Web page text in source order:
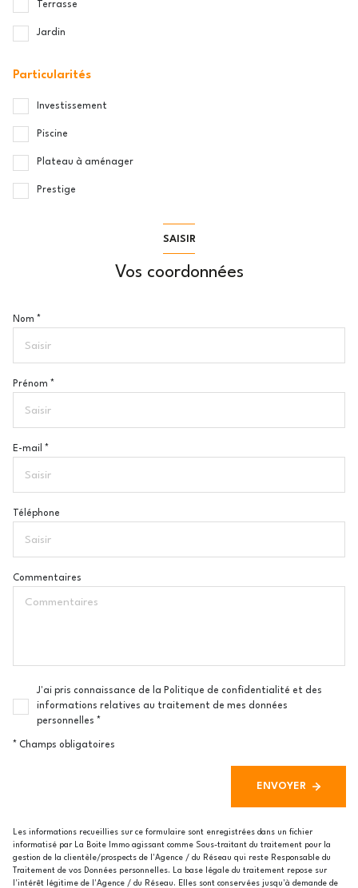
Terrasse
Jardin
Particularités
Investissement
Piscine
Plateau à aménager
Prestige
SAISIR
Vos coordonnées
Nom *
Prénom *
E-mail *
Téléphone
Commentaires
J'ai pris connaissance de la Politique de confidentialité et des
informations relatives au traitement de mes données
personnelles *
* Champs obligatoires
ENVOYER
Les informations recueillies sur ce formulaire sont enregistrées dans un fichier
informatisé par La Boite Immo agissant comme Sous-traitant du traitement pour la
gestion de la clientèle/prospects de l'Agence / du Réseau qui reste Responsable du
Traitement de vos Données personnelles. La base légale du traitement repose sur
l'intérêt légitime de l'Agence / du Réseau. Elles sont conservées jusqu'à demande de